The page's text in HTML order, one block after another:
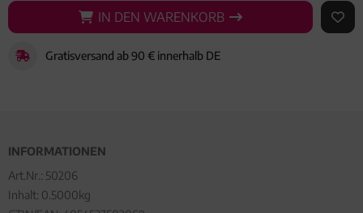
IN DEN WARENKORB
IN DEN WARENKORB AUF
Gratisversand ab 90 € innerhalb DE
INFORMATIONEN
Art.Nr.: 50206
Inhalt: 0.5000kg